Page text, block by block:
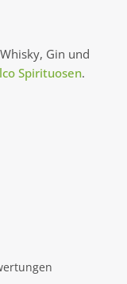
Gin und
Spirituosen.